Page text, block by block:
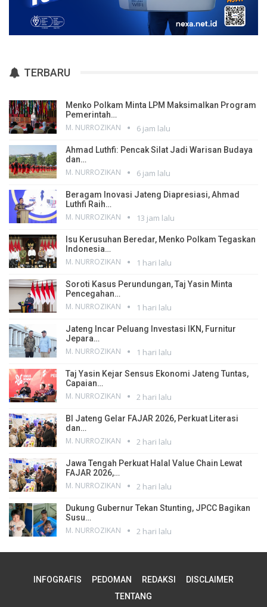
TERBARU
Menko Polkam Minta LPM Maksimalkan Program
Pemerintah…
M. NURROZIKAN 6 jam lalu
Ahmad Luthfi: Pencak Silat Jadi Warisan Budaya
dan…
M. NURROZIKAN 6 jam lalu
Beragam Inovasi Jateng Diapresiasi, Ahmad
Luthfi Raih…
M. NURROZIKAN 13 jam lalu
Isu Kerusuhan Beredar, Menko Polkam Tegaskan
Indonesia…
M. NURROZIKAN 1 hari lalu
Soroti Kasus Perundungan, Taj Yasin Minta
Pencegahan…
M. NURROZIKAN 1 hari lalu
Jateng Incar Peluang Investasi IKN, Furnitur
Jepara…
M. NURROZIKAN 1 hari lalu
Taj Yasin Kejar Sensus Ekonomi Jateng Tuntas,
Capaian…
M. NURROZIKAN 2 hari lalu
BI Jateng Gelar FAJAR 2026, Perkuat Literasi
dan…
M. NURROZIKAN 2 hari lalu
Jawa Tengah Perkuat Halal Value Chain Lewat
FAJAR 2026,…
M. NURROZIKAN 2 hari lalu
Dukung Gubernur Tekan Stunting, JPCC Bagikan
Susu…
M. NURROZIKAN 2 hari lalu
INFOGRAFIS PEDOMAN REDAKSI
DISCLAIMER
TENTANG